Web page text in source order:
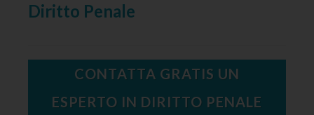
Diritto Penale
CONTATTA GRATIS UN
ESPERTO IN DIRITTO PENALE